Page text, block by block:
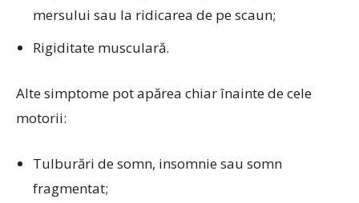
mersului sau la ridicarea de pe scaun;
Rigiditate musculară.
Alte simptome pot apărea chiar înainte de cele
motorii:
Tulburări de somn, insomnie sau somn
fragmentat;